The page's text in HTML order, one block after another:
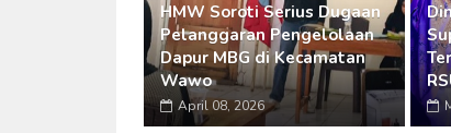
HMW Soroti Serius Dugaan
Pelanggaran Pengelolaan
Dapur MBG di Kecamatan
Wawo
April 08, 2026